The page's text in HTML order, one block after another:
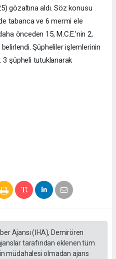
gözaltına aldı. Söz konusu
tabanca ve 6 mermi ele
önceden 15, M.C.E.'nin 2,
Şüpheliler işlemlerinin
3 şüpheli tutuklanarak
Ajansı (İHA), Demirören
tarafından eklenen tüm
müdahalesi olmadan ajans